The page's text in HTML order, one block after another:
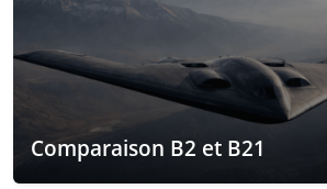
Comparaison B2 et B21